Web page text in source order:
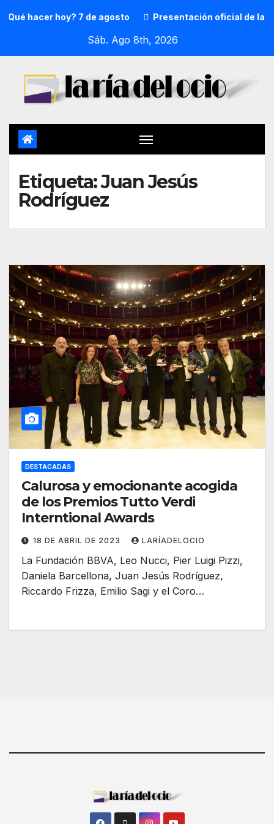
hacer hoy? 7 de agosto Presentación oficial de la
Sáb. Ago 8th, 2026
Etiqueta:Juan Jesús
Rodríguez
DESTACADAS
Calurosa y emocionante acogida
de los Premios Tutto Verdi
Interntional Awards
18 DE ABRIL DE 2023 LARÍADELOCIO
La Fundación BBVA, Leo Nucci, Pier Luigi Pizzi,
Daniela Barcellona, Juan Jesús Rodríguez,
Riccardo Frizza, Emilio Sagi y el Coro…